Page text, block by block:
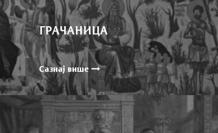
ГРАЧАНИЦА
Сазнај више